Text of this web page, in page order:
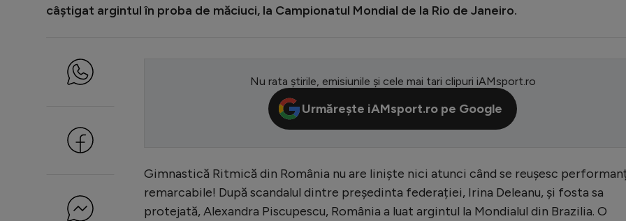
câștigat argintul în proba de măciuci, la Campionatul Mondial de la Rio de Janeiro.
Nu rata știrile, emisiunile și cele mai tari clipuri iAMsport.ro
Urmărește iAMsport.ro pe Google
Gimnastică Ritmică din România nu are liniște nici atunci când se reușesc
remarcabile! După scandalul dintre președinta federației, Irina Deleanu, și fosta sa
protejată, Alexandra Piscupescu, România a luat argintul la Mondialul din Brazilia. O